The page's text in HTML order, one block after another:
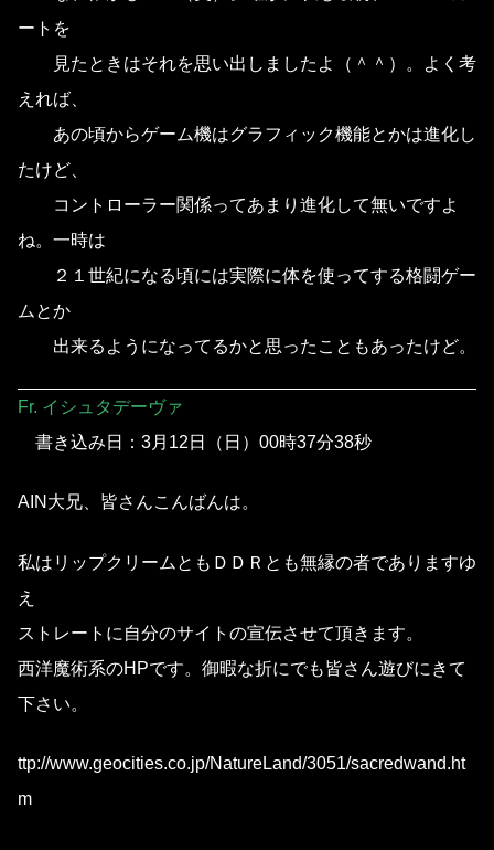
ートを
見たときはそれを思い出しましたよ（＾＾）。よく考
えれば、
あの頃からゲーム機はグラフィック機能とかは進化し
たけど、
コントローラー関係ってあまり進化して無いですよ
ね。一時は
２１世紀になる頃には実際に体を使ってする格闘ゲー
ムとか
出来るようになってるかと思ったこともあったけど。
Fr. イシュタデーヴァ
書き込み日：3月12日（日）00時37分38秒
AIN大兄、皆さんこんばんは。
私はリップクリームともＤＤＲとも無縁の者でありますゆ
え
ストレートに自分のサイトの宣伝させて頂きます。
西洋魔術系のHPです。御暇な折にでも皆さん遊びにきて
下さい。
ttp://www.geocities.co.jp/NatureLand/3051/sacredwand.ht
m